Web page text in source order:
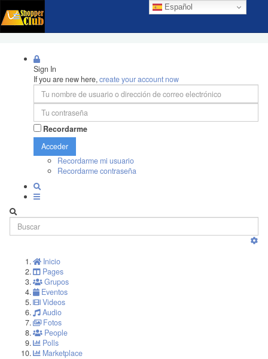
Español
Sign In
If you are new here,create your account now
Recordarme
Acceder
Recordarme mi usuario
Recordarme contraseña
Inicio
Pages
Grupos
Eventos
Videos
Audio
Fotos
People
Polls
Marketplace